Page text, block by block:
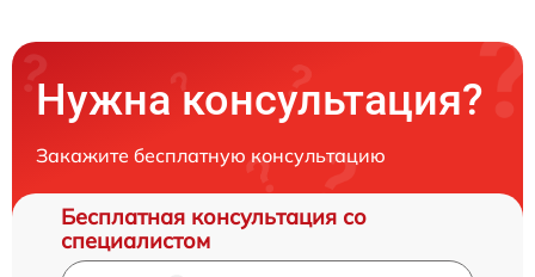
Нужна консультация?
Закажите бесплатную консультацию
Бесплатная консультация со
специалистом